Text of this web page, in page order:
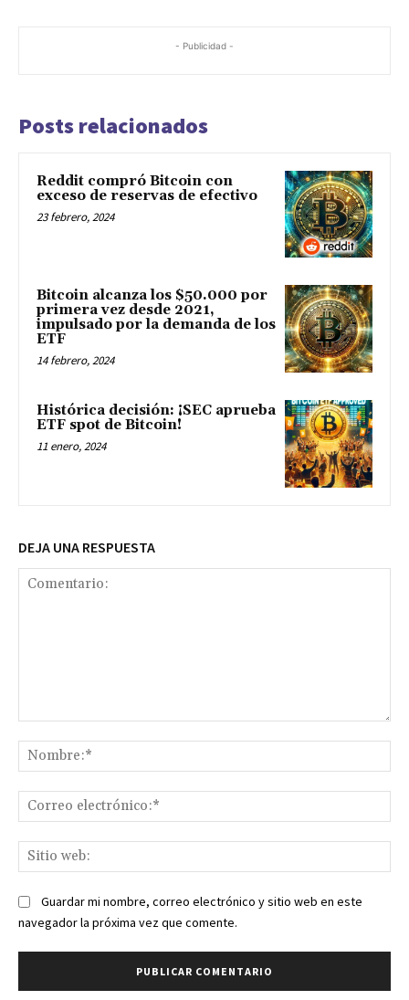
- Publicidad -
Posts relacionados
Reddit compró Bitcoin con
exceso de reservas de efectivo
23 febrero, 2024
Bitcoin alcanza los $50.000 por
primera vez desde 2021,
impulsado por la demanda de los
ETF
14 febrero, 2024
Histórica decisión: ¡SEC aprueba
ETF spot de Bitcoin!
11 enero, 2024
DEJA UNA RESPUESTA
Guardar mi nombre, correo electrónico y sitio web en este
navegador la próxima vez que comente.